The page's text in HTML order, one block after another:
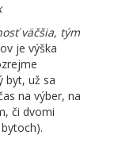
väčšia, tým
je výška
byt, už sa
na výber, na
či dvomi